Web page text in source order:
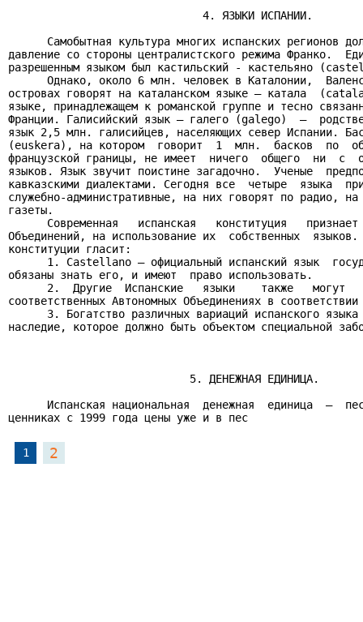
                              4. ЯЗЫКИ ИСПАНИИ.
Самобытная культура многих испанских регионов
давление со стороны централистского режима Франко.
разрешенным языком был кастильский - кастельяно
Однако, около 6 млн. человек в Каталонии,
островах говорят на каталанском языке — катала
языке, принадлежащем к романской группе и тесно
Франции. Галисийский язык — галего (galego)  —
язык 2,5 млн. галисийцев, населяющих север Испании.
(euskera), на котором  говорит  1  млн.  басков  по
французской границы, не имеет  ничего  общего  ни  с
языков. Язык звучит поистине загадочно.  Ученые
кавказскими диалектами. Сегодня все  четыре  языка
служебно-административные, на них говорят по радио,
газеты.
Современная   испанская   конституция
Объединений, на использование их  собственных
конституции гласит:
1. Castellano — официальный испанский язык
обязаны знать его, и имеют  право использовать.
2.  Другие  Испанские   языки    также   могут
соответственных Автономных Объединениях в
3. Богатство различных вариаций испанского языка
наследие, которое должно быть объектом специальной
                            5. ДЕНЕЖНАЯ ЕДИНИЦА.
Испанская национальная  денежная  единица  —
ценниках с 1999 года цены уже и в пес
1 2